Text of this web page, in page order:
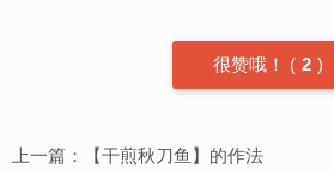
很赞哦！ ( 2 )
上一篇：
【干煎秋刀鱼】的作法